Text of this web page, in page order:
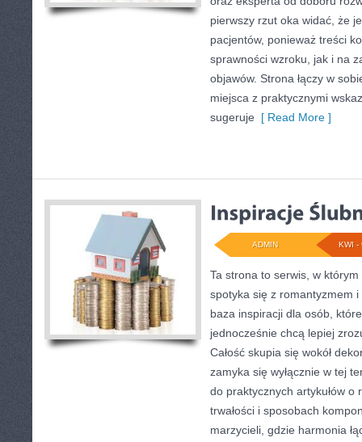
pierwszy rzut oka widać, że
pacjentów, ponieważ treści
sprawności wzroku, jak i na
objawów. Strona łączy w
miejsca z praktycznymi
sugeruje [ Read More ]
KWI -
ADMIN
Ta strona to serwis, w
spotyka się z romantyzmem
baza inspiracji dla osób,
jednocześnie chcą lepiej
Całość skupia się wokół
zamyka się wyłącznie w tej
do praktycznych artykułów o
trwałości i sposobach
marzycieli, gdzie harmonia